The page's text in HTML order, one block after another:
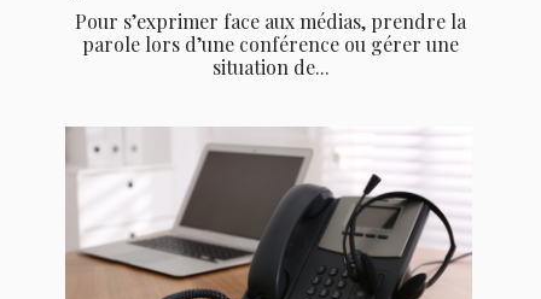
Pour s’exprimer face aux médias, prendre la
parole lors d’une conférence ou gérer une
situation de...